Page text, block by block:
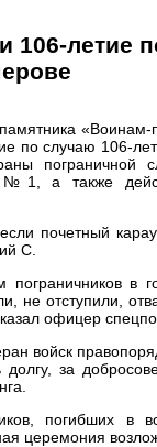
106-летие
«Воинам-
по случаю 106-
пограничной
а также
почетный
С.
пограничников в
не отступили,
офицер
войск
за
погибших в
церемония